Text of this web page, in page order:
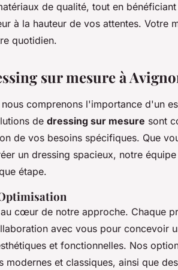
de qualité, tout en
à la hauteur de vos attentes. Votre
quotidien.
sur mesure à
nous comprenons l'importance d'un
de dressing sur mesure sont
de vos besoins spécifiques. Que
un dressing spacieux, notre
étape.
cœur de notre approche. Chaque
avec vous pour concevoir
et fonctionnelles. Nos
modernes et classiques, ainsi que